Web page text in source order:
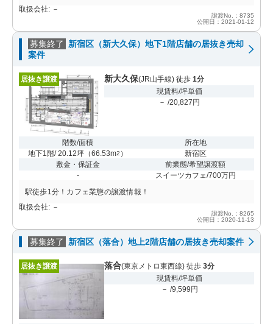
取扱会社: －
譲渡No.：8735
公開日：2021-01-12
募集終了
新宿区（新大久保）地下1階店舗の居抜き売却
案件
居抜き譲渡 新大久保(JR山手線) 徒歩 1分
現賃料/坪単価
－ /20,827円
階数/面積
地下1階/ 20.12坪 （66.53m2 ）
所在地
新宿区
敷金・保証金
-
前業態/希望譲渡額
スイーツカフェ/700万円
駅徒歩1分！カフェ業態の譲渡情報！
取扱会社: －
譲渡No.：8265
公開日：2020-11-13
募集終了 新宿区（落合）地上2階店舗の居抜き売却案件
居抜き譲渡 落合(東京メトロ東西線) 徒歩 3分
現賃料/坪単価
－ /9,599円